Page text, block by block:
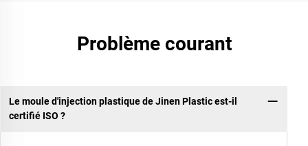
Problème courant
Le moule d'injection plastique de Jinen Plastic est-il
certifié ISO ?